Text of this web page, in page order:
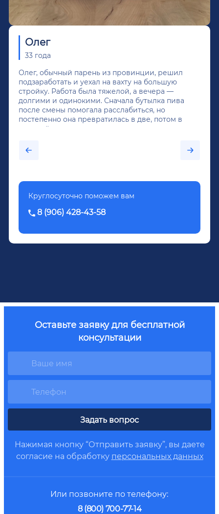
Олег
33 года
Олег, обычный парень из провинции, решил
подзаработать и уехал на вахту на большую
стройку. Работа была тяжелой, а вечера —
долгими и одинокими. Сначала бутылка пива
после смены помогала расслабиться, но
постепенно она превратилась в две, потом в
крепкий алкоголь, и вот он уже пил почти
было назначено кодирование по методу
Довженко.
Круглосуточно поможем вам
8 (906) 428-43-58
Оставьте заявку для бесплатной
консультации
Задать вопрос
Нажимая кнопку “Отправить заявку”, вы даете
согласие на обработку персональных данных
Или позвоните по телефону:
8 (800) 700-77-14